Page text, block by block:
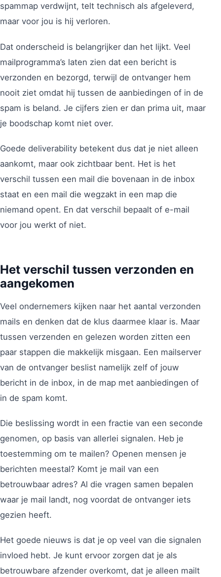
spammap verdwijnt, telt technisch als afgeleverd,
maar voor jou is hij verloren.
Dat onderscheid is belangrijker dan het lijkt. Veel
mailprogramma’s laten zien dat een bericht is
verzonden en bezorgd, terwijl de ontvanger hem
nooit ziet omdat hij tussen de aanbiedingen of in de
spam is beland. Je cijfers zien er dan prima uit, maar
je boodschap komt niet over.
Goede deliverability betekent dus dat je niet alleen
aankomt, maar ook zichtbaar bent. Het is het
verschil tussen een mail die bovenaan in de inbox
staat en een mail die wegzakt in een map die
niemand opent. En dat verschil bepaalt of e-mail
voor jou werkt of niet.
Het verschil tussen verzonden en
aangekomen
Veel ondernemers kijken naar het aantal verzonden
mails en denken dat de klus daarmee klaar is. Maar
tussen verzenden en gelezen worden zitten een
paar stappen die makkelijk misgaan. Een mailserver
van de ontvanger beslist namelijk zelf of jouw
bericht in de inbox, in de map met aanbiedingen of
in de spam komt.
Die beslissing wordt in een fractie van een seconde
genomen, op basis van allerlei signalen. Heb je
toestemming om te mailen? Openen mensen je
berichten meestal? Komt je mail van een
betrouwbaar adres? Al die vragen samen bepalen
waar je mail landt, nog voordat de ontvanger iets
gezien heeft.
Het goede nieuws is dat je op veel van die signalen
invloed hebt. Je kunt ervoor zorgen dat je als
betrouwbare afzender overkomt, dat je alleen mailt